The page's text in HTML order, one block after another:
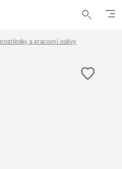
a pracovní oděvy